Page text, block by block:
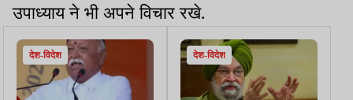
उपाध्याय ने भी अपने विचार रखे.
देश-विदेश देश-विदेश